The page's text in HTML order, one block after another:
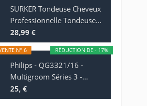
SURKER Tondeuse Cheveux
Professionnelle Tondeuse...
28,99 €
RÉDUCTION DE - 17%
N° 6
Philips - QG3321/16 -
Multigroom Séries 3 -...
25, €